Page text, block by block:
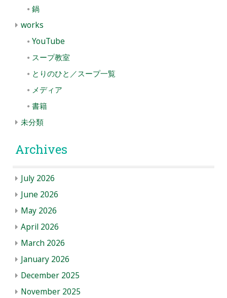
鍋
works
YouTube
スープ教室
とりのひと／スープ一覧
メディア
書籍
未分類
Archives
July 2026
June 2026
May 2026
April 2026
March 2026
January 2026
December 2025
November 2025